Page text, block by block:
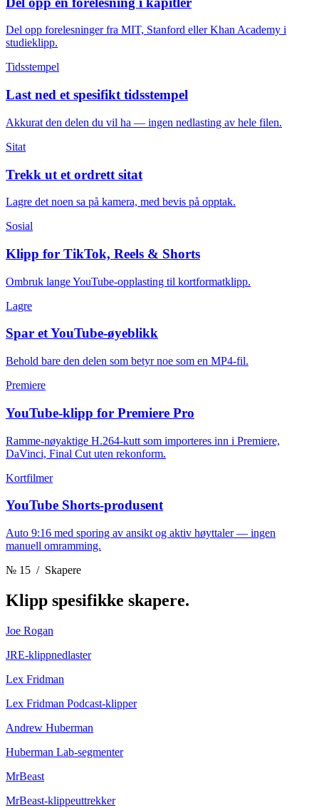
Del opp forelesninger fra MIT, Stanford eller Khan Academy i
studieklipp.
Tidsstempel
Last ned et spesifikt tidsstempel
Akkurat den delen du vil ha — ingen nedlasting av hele filen.
Sitat
Trekk ut et ordrett sitat
Lagre det noen sa på kamera, med bevis på opptak.
Sosial
Klipp for TikTok, Reels & Shorts
Ombruk lange YouTube-opplasting til kortformatklipp.
Lagre
Spar et YouTube-øyeblikk
Behold bare den delen som betyr noe som en MP4-fil.
Premiere
YouTube-klipp for Premiere Pro
Ramme-nøyaktige H.264-kutt som importeres inn i Premiere,
DaVinci, Final Cut uten rekonform.
Kortfilmer
YouTube Shorts-produsent
Auto 9:16 med sporing av ansikt og aktiv høyttaler — ingen
manuell omramming.
№ 15 / Skapere
Klipp spesifikke skapere.
Joe Rogan
JRE-klippnedlaster
Lex Fridman
Lex Fridman Podcast-klipper
Andrew Huberman
Huberman Lab-segmenter
MrBeast
MrBeast-klippeuttrekker